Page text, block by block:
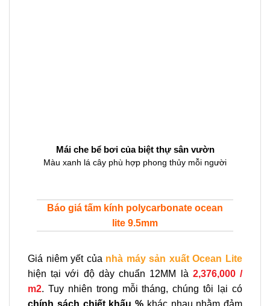
Mái che bể bơi của biệt thự sân vườn
Màu xanh lá cây phù hợp phong thủy mỗi người
Báo giá tấm kính polycarbonate ocean
lite 9.5mm
Giá niêm yết của nhà máy sản xuất Ocean Lite
hiện tại với độ dày chuẩn 12MM là 2,376,000 /
m2. Tuy nhiên trong mỗi tháng, chúng tôi lại có